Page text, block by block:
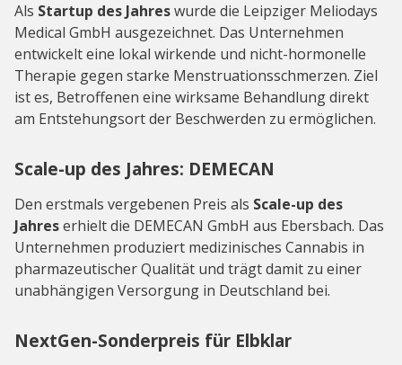
Als Startup des Jahreswurde die Leipziger Meliodays
Medical GmbH ausgezeichnet. Das Unternehmen
entwickelt eine lokal wirkende und nicht-hormonelle
Therapie gegen starke Menstruationsschmerzen. Ziel
ist es, Betroffenen eine wirksame Behandlung direkt
am Entstehungsort der Beschwerden zu ermöglichen.
Scale-up des Jahres: DEMECAN
Den erstmals vergebenen Preis als Scale-up des
Jahreserhielt die DEMECAN GmbH aus Ebersbach. Das
Unternehmen produziert medizinisches Cannabis in
pharmazeutischer Qualität und trägt damit zu einer
unabhängigen Versorgung in Deutschland bei.
NextGen-Sonderpreis für Elbklar